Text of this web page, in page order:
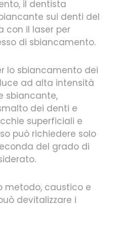
il dentista
sui denti del
con il laser per
di sbiancamento.
lo sbiancamento dei
ad alta intensità
sbiancante,
dei denti e
superficiali e
può richiedere solo
del grado di
metodo, caustico e
devitalizzare i